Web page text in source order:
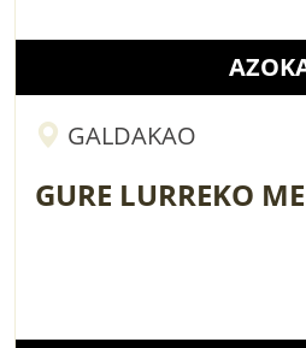
GALDAKAO
GURE LURREKO